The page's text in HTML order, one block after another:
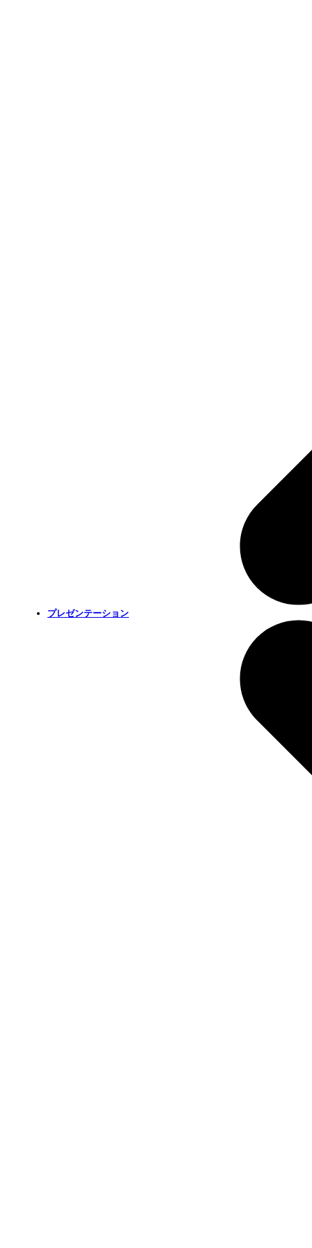
プレゼンテーション